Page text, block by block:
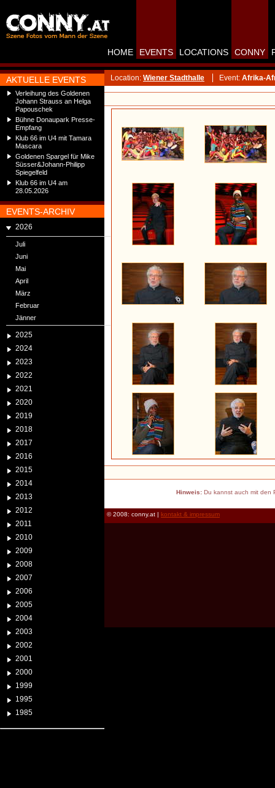
AKTUELLE EVENTS
Verleihung des Goldenen
Johann Strauss an Helga
Papouschek
Bühne Donaupark Presse-
Empfang
Klub 66 im U4 mit Tamara
Mascara
Goldenen Spargel für Mike
Süsser&Johann-Philipp
Spiegelfeld
Klub 66 im U4 am
28.05.2026
EVENTS-ARCHIV
2026
Juli
Juni
Mai
April
März
Februar
Jänner
2025
2024
2023
2022
2021
2020
2019
2018
2017
2016
2015
2014
2013
2012
2011
2010
2009
2008
2007
2006
2005
2004
2003
2002
2001
2000
1999
1995
1985
HOME EVENTS LOCATIONS CONNY
Location: Wiener Stadthalle Event: Afrika-
Hinweis:Du kannst auch mit den
© 2008: conny.at | kontakt & impressum